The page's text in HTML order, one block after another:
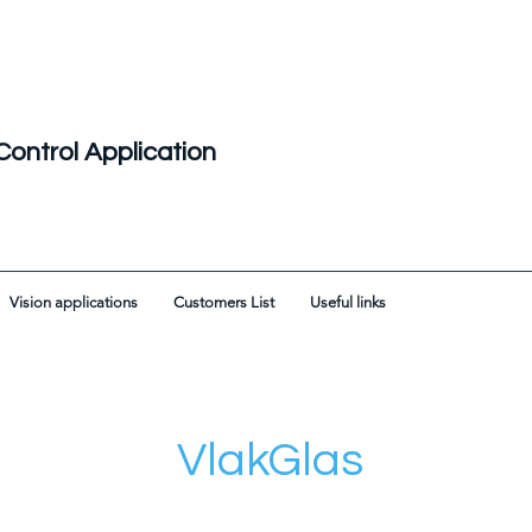
Application
Vision applications Customers List Useful links
VlakGlas